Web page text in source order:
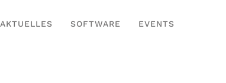
AKTUELLES SOFTWARE EVENTS